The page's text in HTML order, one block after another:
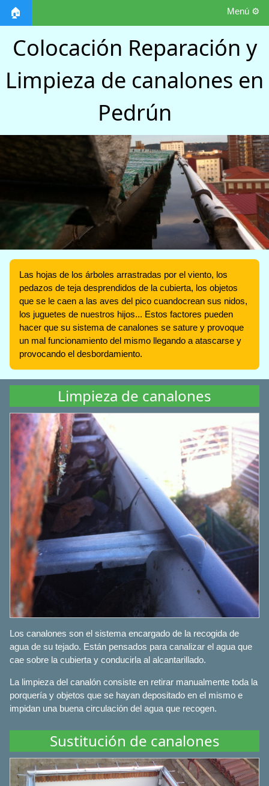
🏠 Menú ⚙️
Colocación Reparación y
Limpieza de canalones en
Pedrún
Las hojas de los árboles arrastradas por el viento, los
pedazos de teja desprendidos de la cubierta, los objetos
que se le caen a las aves del pico cuandocrean sus nidos,
los juguetes de nuestros hijos... Estos factores pueden
hacer que su sistema de canalones se sature y provoque
un mal funcionamiento del mismo llegando a atascarse y
provocando el desbordamiento.
Limpieza de canalones
Los canalones son el sistema encargado de la recogida de
agua de su tejado. Están pensados para canalizar el agua que
cae sobre la cubierta y conducirla al alcantarillado.
La limpieza del canalón consiste en retirar manualmente toda la
porquería y objetos que se hayan depositado en el mismo e
impidan una buena circulación del agua que recogen.
Sustitución de canalones